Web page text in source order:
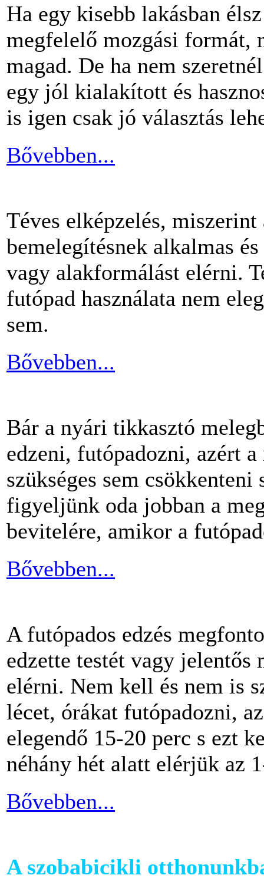
Ha egy kisebb lakásban
megfelelő mozgási formát,
magad. De ha nem
egy jól kialakított és
is igen csak jó választás
Bővebben...
Téves elképzelés, miszerint
bemelegítésnek alkalmas
vagy alakformálást elérni.
futópad használata nem
sem.
Bővebben...
Bár a nyári tikkasztó
edzeni, futópadozni, azért
szükséges sem
figyeljünk oda jobban a
bevitelére, amikor a
Bővebben...
A futópados edzés
edzette testét vagy jelentős
elérni. Nem kell és nem is
lécet, órákat futópadozni,
elegendő 15-20 perc s ezt
néhány hét alatt elérjük az
Bővebben...
A szobabicikli